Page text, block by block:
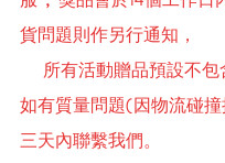
貨問題則作另行通知，
所有活動贈品預設不包
如有質量問題(因物流碰
三天內聯繫我們。